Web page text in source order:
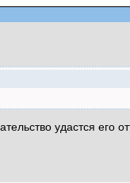
удастся его